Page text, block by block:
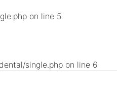
on line 5
single.php on line 6